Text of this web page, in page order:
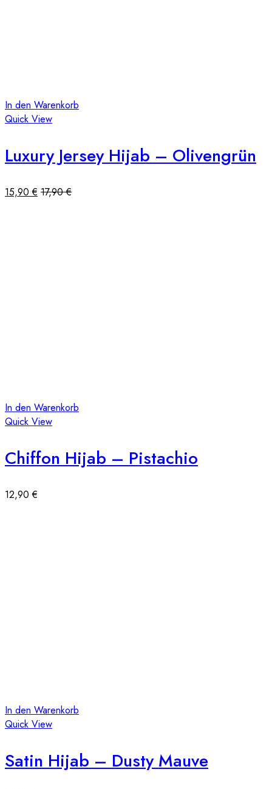
In den Warenkorb
Quick View
Luxury Jersey Hijab – Olivengrün
15,90€ 17,90€
In den Warenkorb
Quick View
Chiffon Hijab – Pistachio
12,90€
In den Warenkorb
Quick View
Satin Hijab – Dusty Mauve